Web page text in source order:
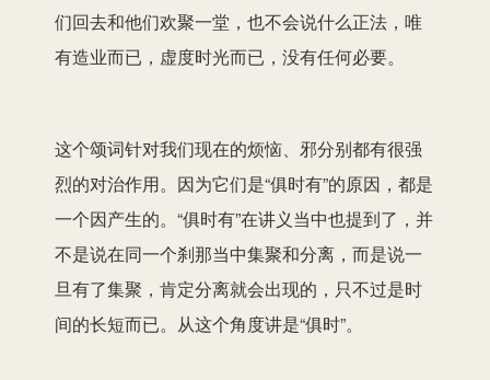
们回去和他们欢聚一堂，也不会说什么正法，唯
有造业而已，虚度时光而已，没有任何必要。
这个颂词针对我们现在的烦恼、邪分别都有很强
烈的对治作用。因为它们是“俱时有”的原因，都是
一个因产生的。“俱时有”在讲义当中也提到了，并
不是说在同一个刹那当中集聚和分离，而是说一
旦有了集聚，肯定分离就会出现的，只不过是时
间的长短而已。从这个角度讲是“俱时”。